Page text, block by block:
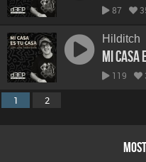
87
Hilditch
Mi Casa
119
1 2